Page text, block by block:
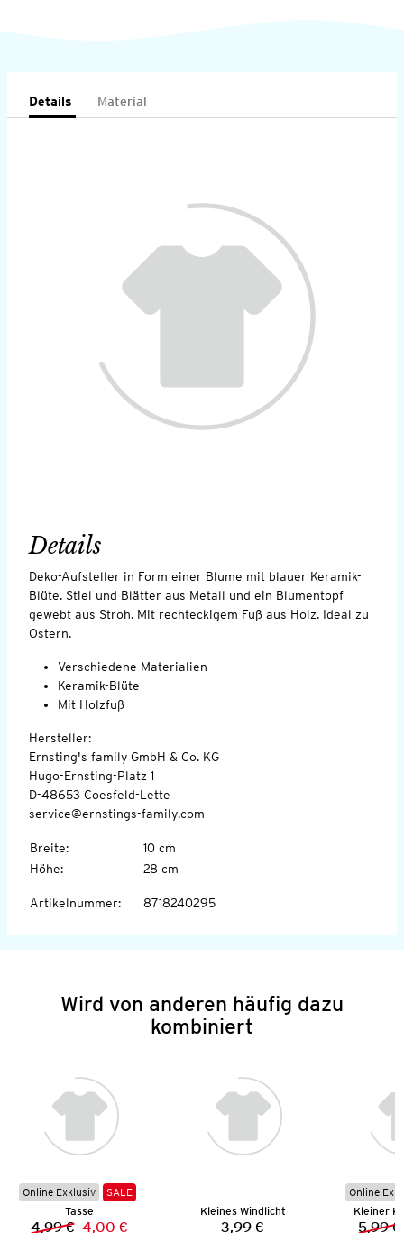
Details Material
Details
Deko-Aufsteller in Form einer Blume mit blauer Keramik-
Blüte. Stiel und Blätter aus Metall und ein Blumentopf
gewebt aus Stroh. Mit rechteckigem Fuß aus Holz. Ideal zu
Ostern.
Verschiedene Materialien
Keramik-Blüte
Mit Holzfuß
Hersteller:
Ernsting's family GmbH & Co. KG
Hugo-Ernsting-Platz 1
D-48653 Coesfeld-Lette
service@ernstings-family.com
Breite:
10 cm
Höhe: 28 cm
Artikelnummer: 8718240295
Wird von anderen häufig dazu
kombiniert
Online Exklusiv
SALE
Tasse
4,99 € 4,00 €
Kleines Windlicht
3,99 €
Online
Kleiner
5,99 €